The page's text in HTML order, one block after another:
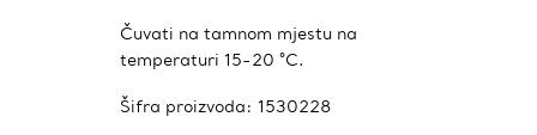
Čuvati na tamnom mjestu na
temperaturi 15-20 °C.
Šifra proizvoda: 1530228